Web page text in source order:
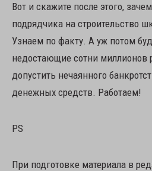
Вот и скажите после этого,
подрядчика на строительство
Узнаем по факту. А уж потом
недостающие сотни миллионов
допустить нечаянного
денежных средств. Работаем!
PS
При подготовке материала в